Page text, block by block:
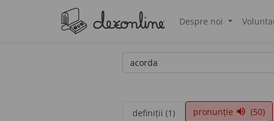
Despre noi
definiții (1) pronunție volume_up (50)